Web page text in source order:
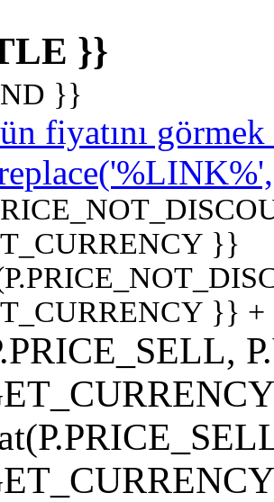
}}
}}
fiyatını
}}
}}